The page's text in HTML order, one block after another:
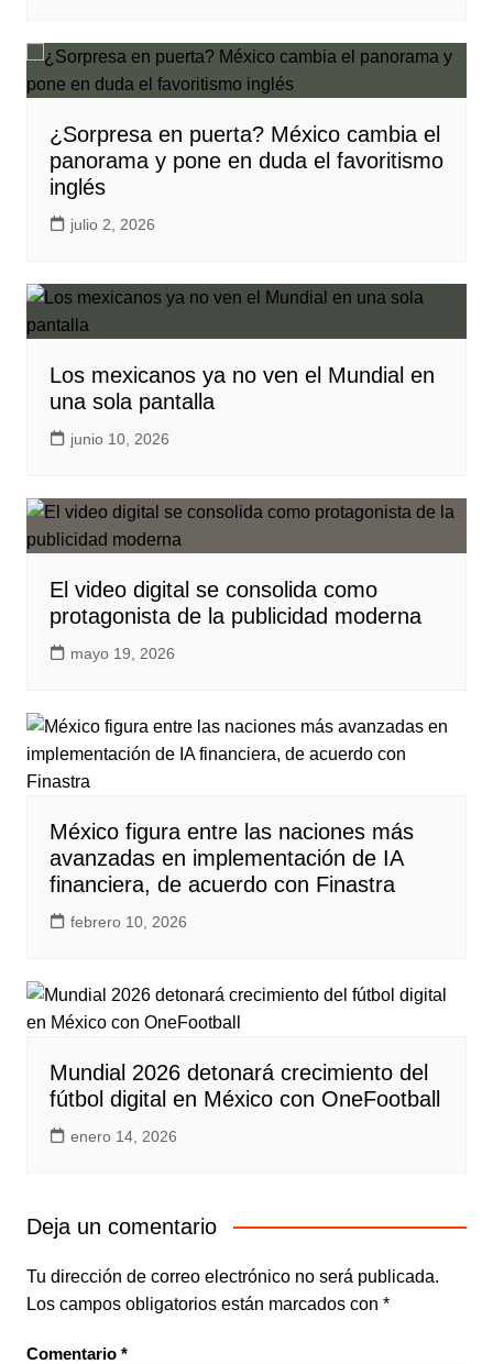
¿Sorpresa en puerta? México cambia el
panorama y pone en duda el favoritismo
inglés
julio 2, 2026
Los mexicanos ya no ven el Mundial en
una sola pantalla
junio 10, 2026
El video digital se consolida como
protagonista de la publicidad moderna
mayo 19, 2026
México figura entre las naciones más
avanzadas en implementación de IA
financiera, de acuerdo con Finastra
febrero 10, 2026
Mundial 2026 detonará crecimiento del
fútbol digital en México con OneFootball
enero 14, 2026
Deja un comentario
Tu dirección de correo electrónico no será publicada.
Los campos obligatorios están marcados con *
Comentario *